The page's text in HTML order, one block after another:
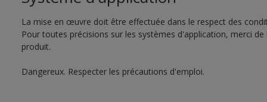
La mise en œuvre doit être effectuée dans le respect des
Pour toutes précisions sur les systèmes d'application, merci
produit.
Dangereux. Respecter les précautions d'emploi.